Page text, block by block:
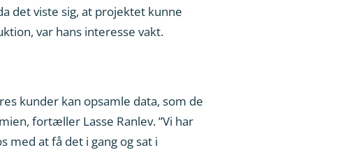
det viste sig, at projektet kunne
var hans interesse vakt.
kunder kan opsamle data, som de
fortæller Lasse Ranlev. ”Vi har
at få det i gang og sat i